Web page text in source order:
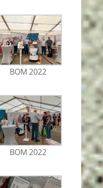
BOM 2022
BOM 2022